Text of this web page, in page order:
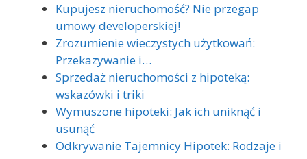
Kupujesz nieruchomość? Nie przegap
umowy developerskiej!
Zrozumienie wieczystych użytkowań:
Przekazywanie i…
Sprzedaż nieruchomości z hipoteką:
wskazówki i triki
Wymuszone hipoteki: Jak ich uniknąć i
usunąć
Odkrywanie Tajemnicy Hipotek: Rodzaje i